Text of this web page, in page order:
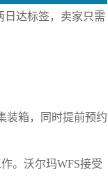
日达标签，卖家只需
装箱，同时提前预约
。沃尔玛WFS接受